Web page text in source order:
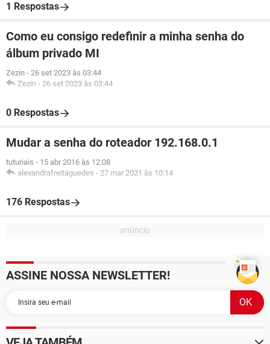
1 Respostas
Como eu consigo redefinir a minha senha do
álbum privado MI
Zezin - 26 set 2023 às 03:44
Zezin - 26 set 2023 às 03:44
0 Respostas
Mudar a senha do roteador 192.168.0.1
tuturiais - 15 abr 2016 às 12:08
alexandrafreitaguedes - 27 mar 2021 às 10:14
176 Respostas
ASSINE NOSSA NEWSLETTER!